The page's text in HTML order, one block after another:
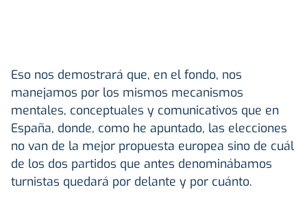
Eso nos demostrará que, en el fondo, nos
manejamos por los mismos mecanismos
mentales, conceptuales y comunicativos que en
España, donde, como he apuntado, las elecciones
no van de la mejor propuesta europea sino de cuál
de los dos partidos que antes denominábamos
turnistas quedará por delante y por cuánto.